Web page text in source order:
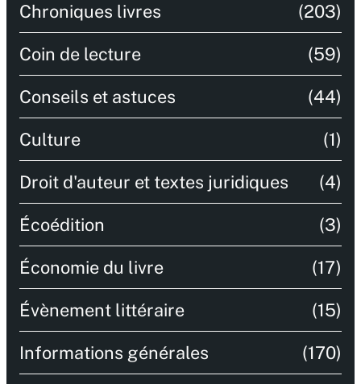
Chroniques livres (203)
Coin de lecture (59)
Conseils et astuces (44)
Culture (1)
Droit d'auteur et textes juridiques (4)
Écoédition (3)
Économie du livre (17)
Évènement littéraire (15)
Informations générales (170)